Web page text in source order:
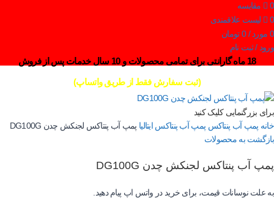
0
مقایسه
0
لیست علاقمندی
0 مورد /
0 تومان
ورود / ثبت نام
18 ماه گارانتی برای تمامی محصولات و 10 سال خدمات پس از فروش
(ثبت سفارش فقط از طریق واتساپ)
برای بزرگنمایی کلیک کنید
خانه پمپ آب پنتاکس پمپ آب پنتاکس ایتالیا پمپ آب پنتاکس لجنکش چدن DG100G
بازگشت به محصولات
پمپ آب پنتاکس لجنکش چدن DG100G
به علت نوسانات قیمت، برای خرید در واتس اپ پیام دهید.